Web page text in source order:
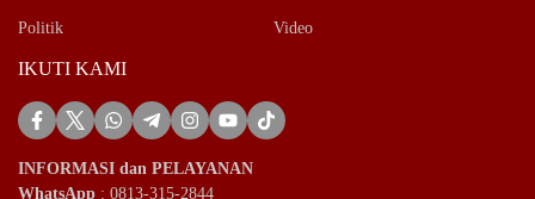
Politik Video
IKUTI KAMI
INFORMASI dan PELAYANAN
WhatsApp : 0813-315-2844